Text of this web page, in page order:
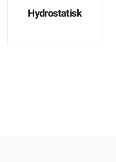
Hydrostatisk